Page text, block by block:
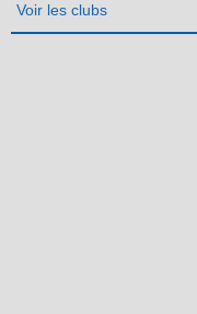
Voir les clubs